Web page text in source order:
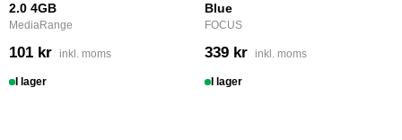
2.0 4GB
MediaRange
101 kr inkl. moms
I lager
Blue
FOCUS
339 kr inkl. moms
I lager